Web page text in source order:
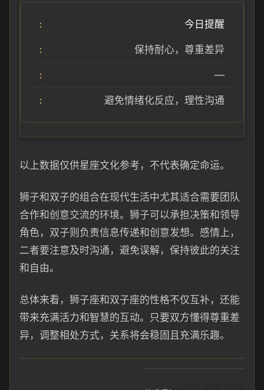
今日提醒
保持耐心，尊重差异
—
避免情绪化反应，理性沟通
以上数据仅供星座文化参考，不代表确定命运。
狮子和双子的组合在现代生活中尤其适合需要团队
合作和创意交流的环境。狮子可以承担决策和领导
角色，双子则负责信息传递和创意发想。感情上，
二者要注意及时沟通，避免误解，保持彼此的关注
和自由。
总体来看，狮子座和双子座的性格不仅互补，还能
带来充满活力和智慧的互动。只要双方懂得尊重差
异，调整相处方式，关系将会稳固且充满乐趣。